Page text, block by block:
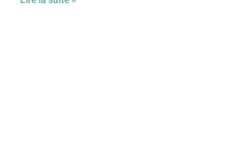
complètement transformer leurs